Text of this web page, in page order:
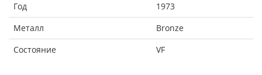
Год
1973
Металл
Bronze
Состояние
VF